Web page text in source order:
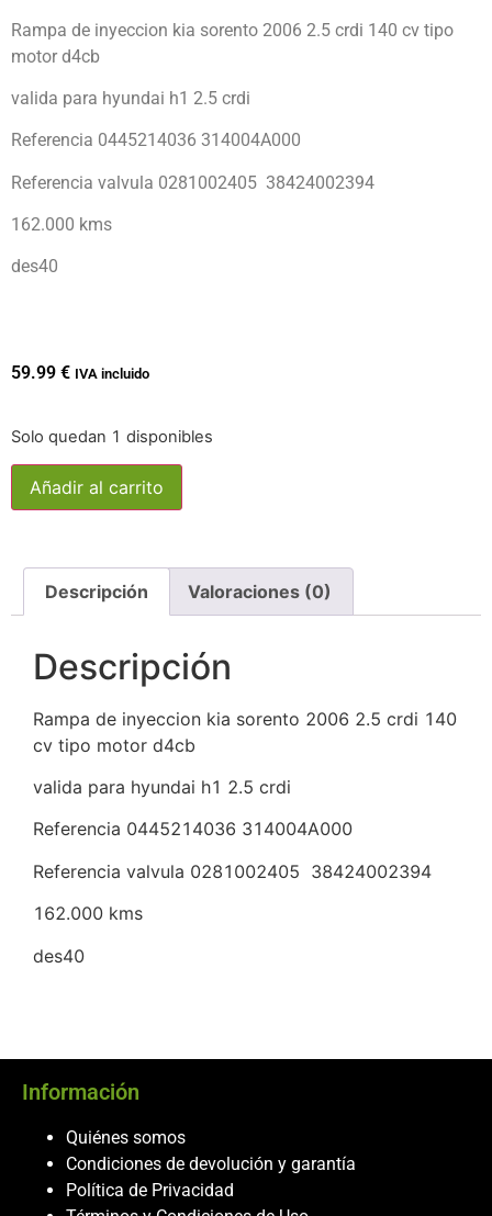
Rampa de inyeccion kia sorento 2006 2.5 crdi 140 cv tipo
motor d4cb
valida para hyundai h1 2.5 crdi
Referencia 0445214036 314004A000
Referencia valvula 0281002405 38424002394
162.000 kms
des40
59.99 € IVA incluido
Solo quedan 1 disponibles
Añadir al carrito
Descripción Valoraciones (0)
Descripción
Rampa de inyeccion kia sorento 2006 2.5 crdi 140
cv tipo motor d4cb
valida para hyundai h1 2.5 crdi
Referencia 0445214036 314004A000
Referencia valvula 0281002405 38424002394
162.000 kms
des40
Información
Quiénes somos
Condiciones de devolución y garantía
Política de Privacidad